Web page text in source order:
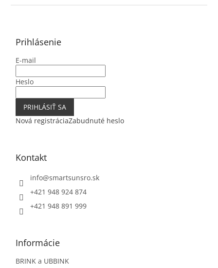
Prihlásenie
E-mail
Heslo
PRIHLÁSIŤ SA
Nová registráciaZabudnuté heslo
Kontakt
info@smartsunsro.sk
+421 948 924 874
+421 948 891 999
Informácie
BRINK a UBBINK